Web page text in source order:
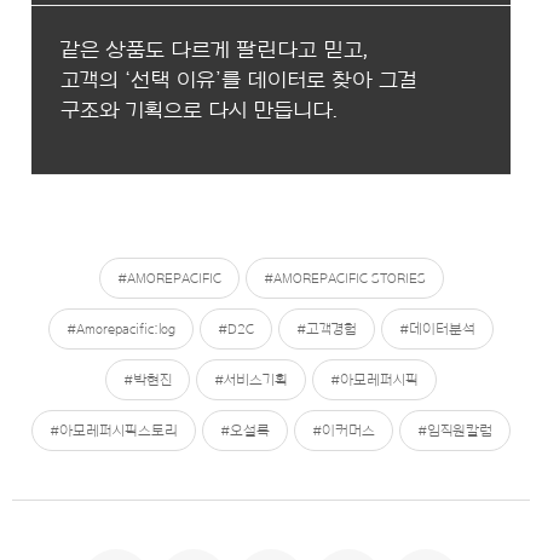
같은 상품도 다르게 팔린다고 믿고,
고객의 ‘선택 이유’를 데이터로 찾아 그걸
구조와 기획으로 다시 만듭니다.
#AMOREPACIFIC #AMOREPACIFIC STORIES
#Amorepacific:log #D2C #고객경험 #데이터분석
#박현진 #서비스기획 #아모레퍼시픽
#아모레퍼시픽스토리 #오설록 #이커머스 #임직원칼럼